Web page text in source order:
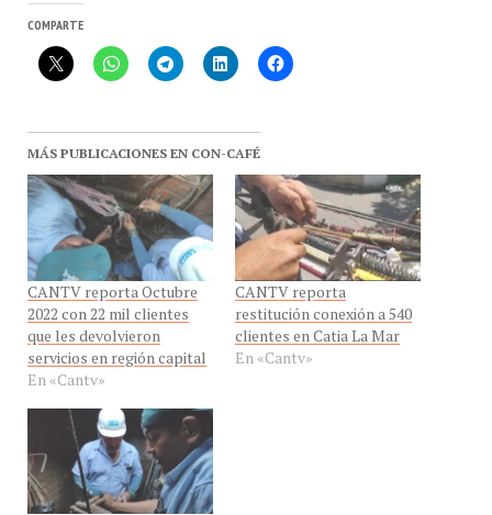
MÁS PUBLICACIONES EN CON-CAFÉ
CANTV reporta Octubre
2022 con 22 mil clientes
que les devolvieron
servicios en región capital
En «Cantv»
CANTV reporta
restitución conexión a 540
clientes en Catia La Mar
En «Cantv»
CANTV 2022: